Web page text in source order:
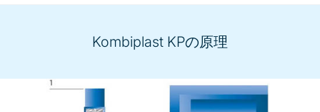
Kombiplast KPの原理